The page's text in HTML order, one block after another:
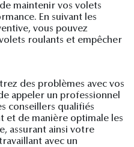
maintenir vos volets
En suivant les
vous pouvez
roulants et empêcher
des problèmes avec vos
appeler un professionnel
conseillers qualifiés
et de manière optimale les
assurant ainsi votre
avec un